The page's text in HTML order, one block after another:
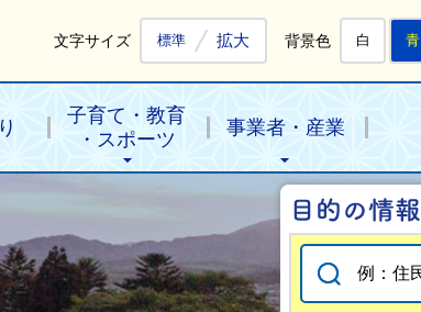
文字サイズ 標準 拡大 背景色 白 青
子育て・教育
・スポーツ
事業者・産業